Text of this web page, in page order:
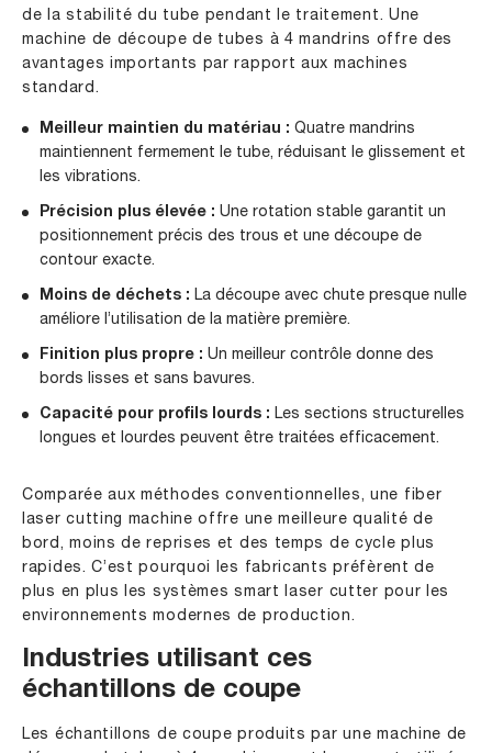
de la stabilité du tube pendant le traitement. Une
machine de découpe de tubes à 4 mandrins offre des
avantages importants par rapport aux machines
standard.
Meilleur maintien du matériau : Quatre mandrins
maintiennent fermement le tube, réduisant le glissement et
les vibrations.
Précision plus élevée : Une rotation stable garantit un
positionnement précis des trous et une découpe de
contour exacte.
Moins de déchets : La découpe avec chute presque nulle
améliore l’utilisation de la matière première.
Finition plus propre : Un meilleur contrôle donne des
bords lisses et sans bavures.
Capacité pour profils lourds : Les sections structurelles
longues et lourdes peuvent être traitées efficacement.
Comparée aux méthodes conventionnelles, une fiber
laser cutting machine offre une meilleure qualité de
bord, moins de reprises et des temps de cycle plus
rapides. C’est pourquoi les fabricants préfèrent de
plus en plus les systèmes smart laser cutter pour les
environnements modernes de production.
Industries utilisant ces
échantillons de coupe
Les échantillons de coupe produits par une machine de